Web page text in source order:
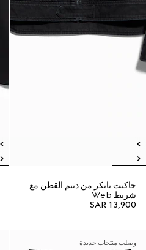
جاكيت بايكر من دنيم القطن مع
شريط Web
SAR 13,900
وصلت منتجات جديدة